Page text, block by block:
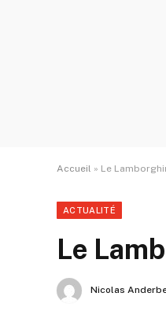
Accueil » Le
ACTUALITÉ
Le
Nicolas